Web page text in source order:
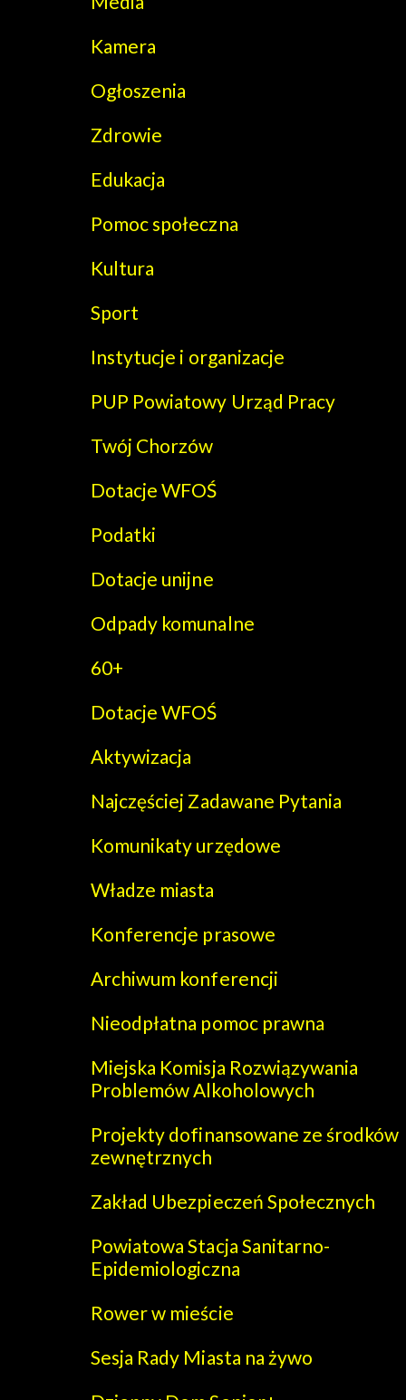
Kamera
Ogłoszenia
Zdrowie
Edukacja
Pomoc społeczna
Kultura
Sport
Instytucje i organizacje
PUP Powiatowy Urząd Pracy
Twój Chorzów
Dotacje WFOŚ
Podatki
Dotacje unijne
Odpady komunalne
60+
Dotacje WFOŚ
Aktywizacja
Najczęściej Zadawane Pytania
Komunikaty urzędowe
Władze miasta
Konferencje prasowe
Archiwum konferencji
Nieodpłatna pomoc prawna
Miejska Komisja Rozwiązywania
Problemów Alkoholowych
Projekty dofinansowane ze środków
zewnętrznych
Zakład Ubezpieczeń Społecznych
Powiatowa Stacja Sanitarno-
Epidemiologiczna
Rower w mieście
Sesja Rady Miasta na żywo